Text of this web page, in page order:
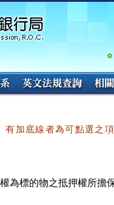
跳
容
有加底線者為可點選之項
為標的物之抵押權所擔